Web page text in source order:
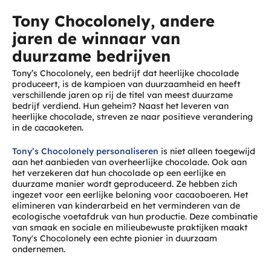
Tony Chocolonely, andere
jaren de winnaar van
duurzame bedrijven
Tony’s Chocolonely, een bedrijf dat heerlijke chocolade
produceert, is de kampioen van duurzaamheid en heeft
verschillende jaren op rij de titel van meest duurzame
bedrijf verdiend. Hun geheim? Naast het leveren van
heerlijke chocolade, streven ze naar positieve verandering
in de cacaoketen.
Tony’s Chocolonely personaliseren is niet alleen toegewijd
aan het aanbieden van overheerlijke chocolade. Ook aan
het verzekeren dat hun chocolade op een eerlijke en
duurzame manier wordt geproduceerd. Ze hebben zich
ingezet voor een eerlijke beloning voor cacaoboeren. Het
elimineren van kinderarbeid en het verminderen van de
ecologische voetafdruk van hun productie. Deze combinatie
van smaak en sociale en milieubewuste praktijken maakt
Tony's Chocolonely een echte pionier in duurzaam
ondernemen.